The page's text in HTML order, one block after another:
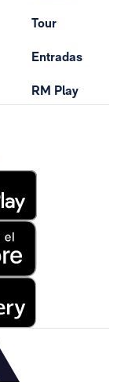
Tour
Entradas
RM Play